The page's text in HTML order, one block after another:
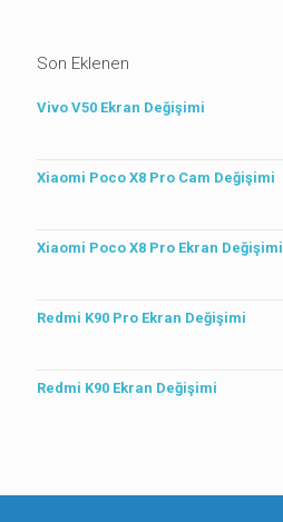
Son Eklenen
Vivo V50 Ekran Değişimi
Xiaomi Poco X8 Pro Cam Değişimi
Xiaomi Poco X8 Pro Ekran Değişimi
Redmi K90 Pro Ekran Değişimi
Redmi K90 Ekran Değişimi